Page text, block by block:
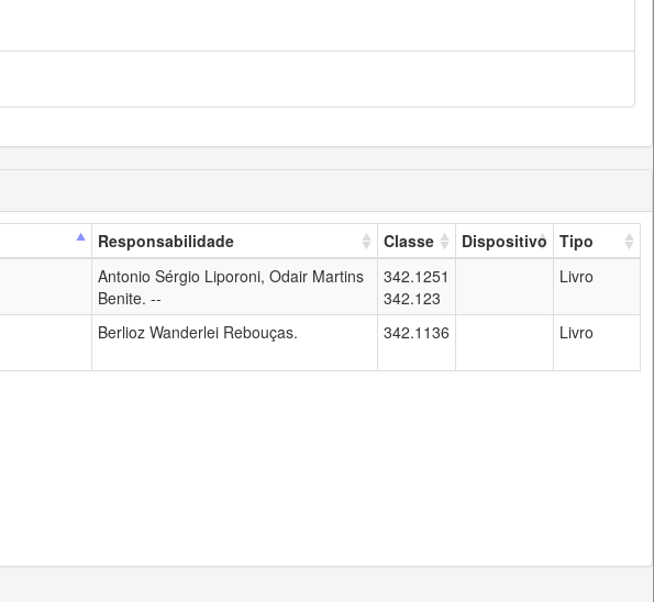
Responsabilidade Classe Dispositivo Tipo
Antonio Sérgio Liporoni, Odair Martins
Benite. --
342.1251
342.123
Livro
Berlioz Wanderlei Rebouças. 342.1136 Livro